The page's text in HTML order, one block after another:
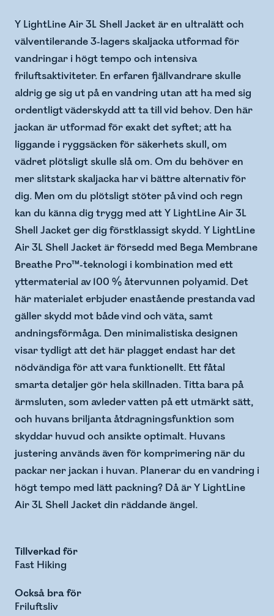
Y LightLine Air 3L Shell Jacket är en ultralätt och
välventilerande 3-lagers skaljacka utformad för
vandringar i högt tempo och intensiva
friluftsaktiviteter. En erfaren fjällvandrare skulle
aldrig ge sig ut på en vandring utan att ha med sig
ordentligt väderskydd att ta till vid behov. Den här
jackan är utformad för exakt det syftet; att ha
liggande i ryggsäcken för säkerhets skull, om
vädret plötsligt skulle slå om. Om du behöver en
mer slitstark skaljacka har vi bättre alternativ för
dig. Men om du plötsligt stöter på vind och regn
kan du känna dig trygg med att Y LightLine Air 3L
Shell Jacket ger dig förstklassigt skydd. Y LightLine
Air 3L Shell Jacket är försedd med Bega Membrane
Breathe Pro™-teknologi i kombination med ett
yttermaterial av 100 % återvunnen polyamid. Det
här materialet erbjuder enastående prestanda vad
gäller skydd mot både vind och väta, samt
andningsförmåga. Den minimalistiska designen
visar tydligt att det här plagget endast har det
nödvändiga för att vara funktionellt. Ett fåtal
smarta detaljer gör hela skillnaden. Titta bara på
ärmsluten, som avleder vatten på ett utmärkt sätt,
och huvans briljanta åtdragningsfunktion som
skyddar huvud och ansikte optimalt. Huvans
justering används även för komprimering när du
packar ner jackan i huvan. Planerar du en vandring i
högt tempo med lätt packning? Då är Y LightLine
Air 3L Shell Jacket din räddande ängel.
Tillverkad för
Fast Hiking
Också bra för
Friluftsliv